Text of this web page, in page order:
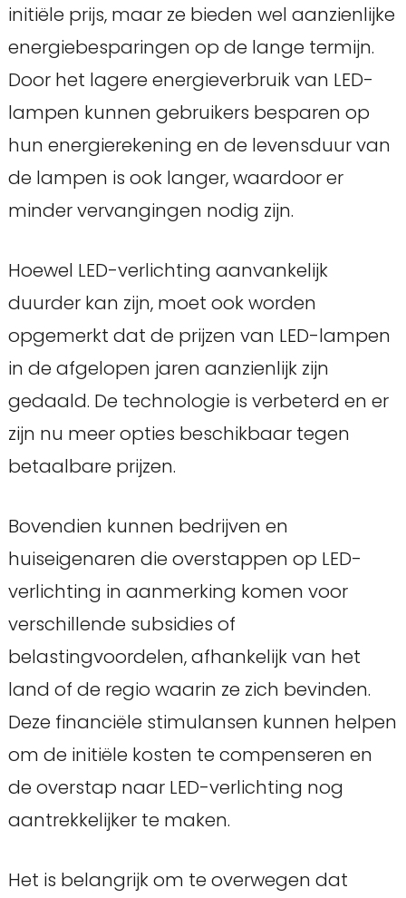
initiële prijs, maar ze bieden wel aanzienlijke
energiebesparingen op de lange termijn.
Door het lagere energieverbruik van LED-
lampen kunnen gebruikers besparen op
hun energierekening en de levensduur van
de lampen is ook langer, waardoor er
minder vervangingen nodig zijn.
Hoewel LED-verlichting aanvankelijk
duurder kan zijn, moet ook worden
opgemerkt dat de prijzen van LED-lampen
in de afgelopen jaren aanzienlijk zijn
gedaald. De technologie is verbeterd en er
zijn nu meer opties beschikbaar tegen
betaalbare prijzen.
Bovendien kunnen bedrijven en
huiseigenaren die overstappen op LED-
verlichting in aanmerking komen voor
verschillende subsidies of
belastingvoordelen, afhankelijk van het
land of de regio waarin ze zich bevinden.
Deze financiële stimulansen kunnen helpen
om de initiële kosten te compenseren en
de overstap naar LED-verlichting nog
aantrekkelijker te maken.
Het is belangrijk om te overwegen dat